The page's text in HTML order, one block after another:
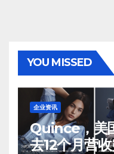
YOU MISSED
企业资讯
Quince，美
去12个月营